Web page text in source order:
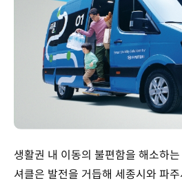
생활권 내 이동의 불편함을 해소하
셔클은 발전을 거듭해 세종시와 파